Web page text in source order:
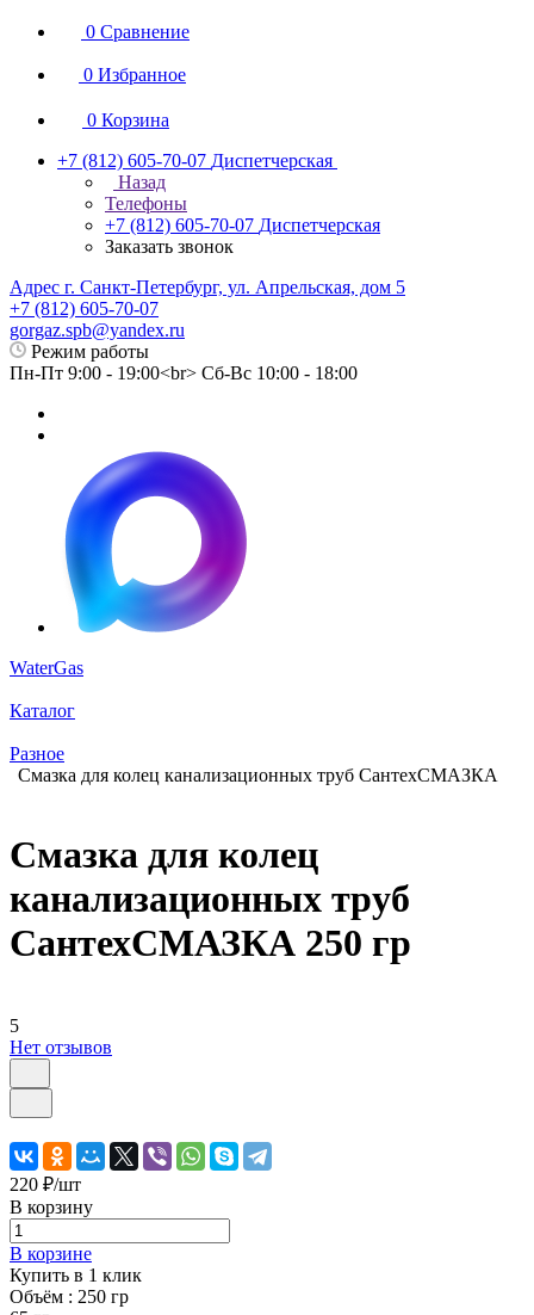
0 Сравнение
0 Избранное
0 Корзина
+7 (812) 605-70-07 Диспетчерская
Назад
Телефоны
+7 (812) 605-70-07 Диспетчерская
Заказать звонок
Адрес г. Санкт-Петербург, ул. Апрельская, дом 5
+7 (812) 605-70-07
gorgaz.spb@yandex.ru
Режим работы
Пн-Пт 9:00 - 19:00<br> Сб-Вс 10:00 - 18:00
WaterGas
Каталог
Разное
Смазка для колец канализационных труб СантехСМАЗКА
Смазка для колец
канализационных труб
СантехСМАЗКА 250 гр
5
Нет отзывов
220 ₽/шт
В корзину
В корзине
Купить в 1 клик
Объём : 250 гр